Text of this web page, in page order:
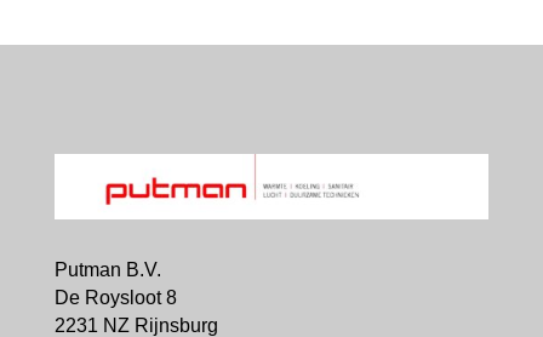
Putman B.V.
De Roysloot 8
2231 NZ Rijnsburg